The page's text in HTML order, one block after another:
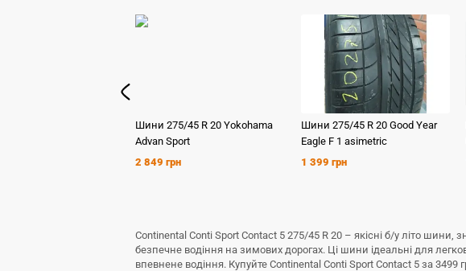
Шини 275/45 R 20 Yokohama
Advan Sport
2 849 грн
Шини 275/45 R 20 Good Year
Eagle F 1 asimetric
1 399 грн
Continental Conti Sport Contact 5 275/45 R 20 – якісні б/у літо
безпечне водіння на зимових дорогах. Ці шини ідеальні для
впевнене водіння. Купуйте Continental Conti Sport Contact 5 за 3499